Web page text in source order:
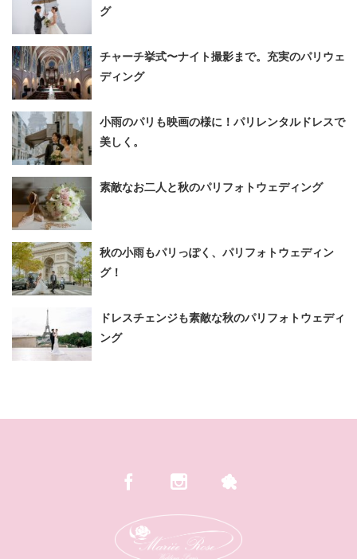
グ
チャーチ挙式〜ナイト撮影まで。充実のパリウェ
ディング
小雨のパリも映画の様に！パリレンタルドレスで
美しく。
素敵なお二人と秋のパリフォトウェディング
秋の小雨もパリっぽく、パリフォトウェディン
グ！
ドレスチェンジも素敵な秋のパリフォトウェディ
ング